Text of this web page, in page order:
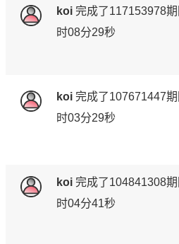
koi 完成了117153978期
时08分29秒
koi 完成了107671447期
时03分29秒
koi 完成了104841308期
时04分41秒